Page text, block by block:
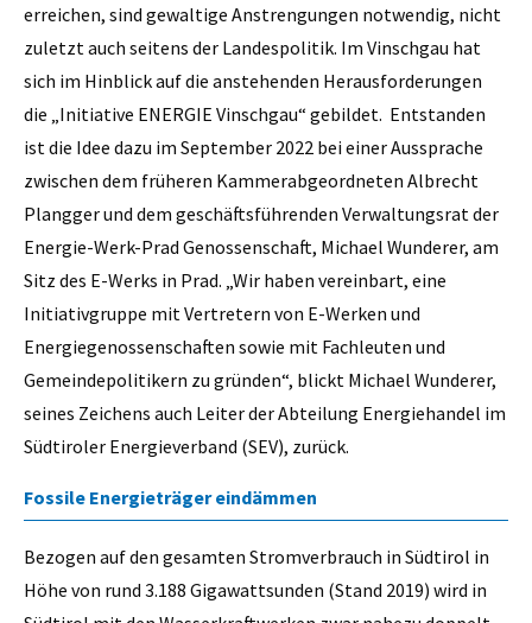
erreichen, sind gewaltige Anstrengungen notwendig, nicht
zuletzt auch seitens der Landespolitik. Im Vinschgau hat
sich im Hinblick auf die anstehenden Herausforderungen
die „Initiative ENERGIE Vinschgau“ gebildet. Entstanden
ist die Idee dazu im September 2022 bei einer Aussprache
zwischen dem früheren Kammerabgeordneten Albrecht
Plangger und dem geschäftsführenden Verwaltungsrat der
Energie-Werk-Prad Genossenschaft, Michael Wunderer, am
Sitz des E-Werks in Prad. „Wir haben vereinbart, eine
Initiativgruppe mit Vertretern von E-Werken und
Energiegenossenschaften sowie mit Fachleuten und
Gemeindepolitikern zu gründen“, blickt Michael Wunderer,
seines Zeichens auch Leiter der Abteilung Energiehandel im
Südtiroler Energieverband (SEV), zurück.
Fossile Energieträger eindämmen
Bezogen auf den gesamten Stromverbrauch in Südtirol in
Höhe von rund 3.188 Gigawattsunden (Stand 2019) wird in